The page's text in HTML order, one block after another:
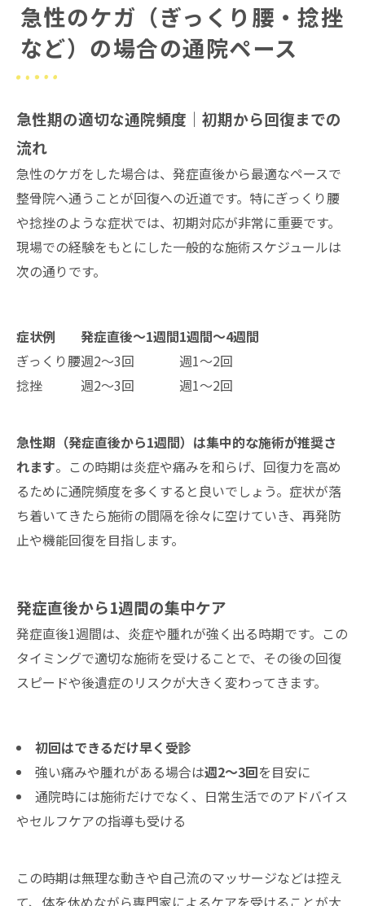
急性のケガ（ぎっくり腰・捻挫
など）の場合の通院ペース
急性期の適切な通院頻度｜初期から回復までの
流れ
急性のケガをした場合は、発症直後から最適なペースで
整骨院へ通うことが回復への近道です。特にぎっくり腰
や捻挫のような症状では、初期対応が非常に重要です。
現場での経験をもとにした一般的な施術スケジュールは
次の通りです。
症状例 発症直後〜1週間1週間〜4週間
ぎっくり腰週2〜3回
週1〜2回
捻挫
週2〜3回 週1〜2回
急性期（発症直後から1週間）は集中的な施術が推奨さ
れます。この時期は炎症や痛みを和らげ、回復力を高め
るために通院頻度を多くすると良いでしょう。症状が落
ち着いてきたら施術の間隔を徐々に空けていき、再発防
止や機能回復を目指します。
発症直後から1週間の集中ケア
発症直後1週間は、炎症や腫れが強く出る時期です。この
タイミングで適切な施術を受けることで、その後の回復
スピードや後遺症のリスクが大きく変わってきます。
初回はできるだけ早く受診
強い痛みや腫れがある場合は週2〜3回を目安に
通院時には施術だけでなく、日常生活でのアドバイス
やセルフケアの指導も受ける
この時期は無理な動きや自己流のマッサージなどは控え
て、体を休めながら専門家によるケアを受けることが大